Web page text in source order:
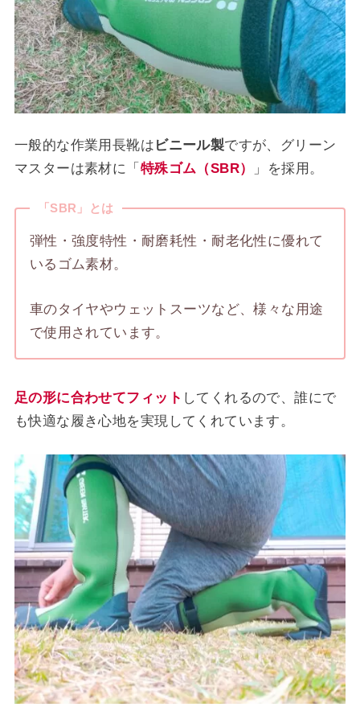
一般的な作業用長靴は ビニール製ですが、グリーン
マスターは素材に「 特殊ゴム（SBR） 」を採用。
「SBR」とは
弾性・強度特性・耐磨耗性・耐老化性に優れて
いるゴム素材。
車のタイヤやウェットスーツなど、様々な用途
で使用されています。
足の形に合わせてフィット してくれるので、誰にで
も快適な履き心地を実現してくれています。